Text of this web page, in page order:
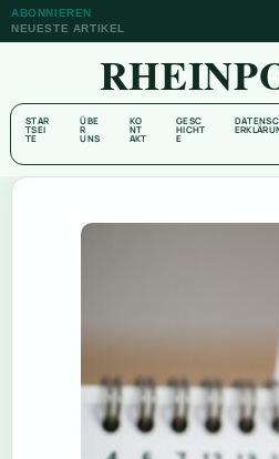
ABONNIEREN
NEUESTE ARTIKEL
STAR
TSEI
TE
ÜBE
R
UNS
KO
NT
AKT
GESC
HICHT
E